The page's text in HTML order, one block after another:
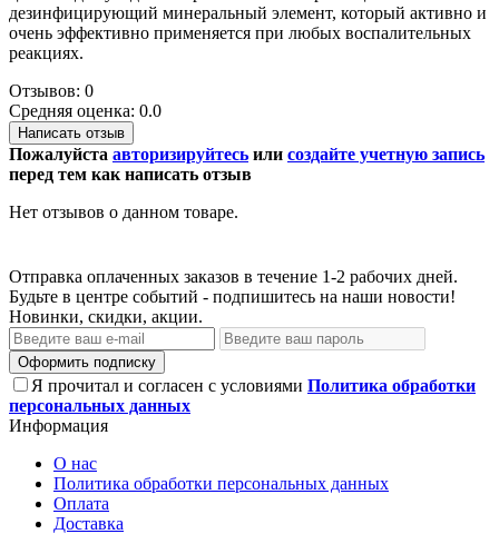
дезинфицирующий минеральный элемент, который активно и
очень эффективно применяется при любых воспалительных
реакциях.
Отзывов: 0
Средняя оценка: 0.0
Написать отзыв
Пожалуйста авторизируйтесь или создайте учетную запись
перед тем как написать отзыв
Нет отзывов о данном товаре.
Отправка оплаченных заказов в течение 1-2 рабочих дней.
Будьте в центре событий - подпишитесь на наши новости!
Новинки, скидки, акции.
Оформить подписку
Я прочитал и согласен с условиями Политика обработки
персональных данных
Информация
О нас
Политика обработки персональных данных
Оплата
Доставка